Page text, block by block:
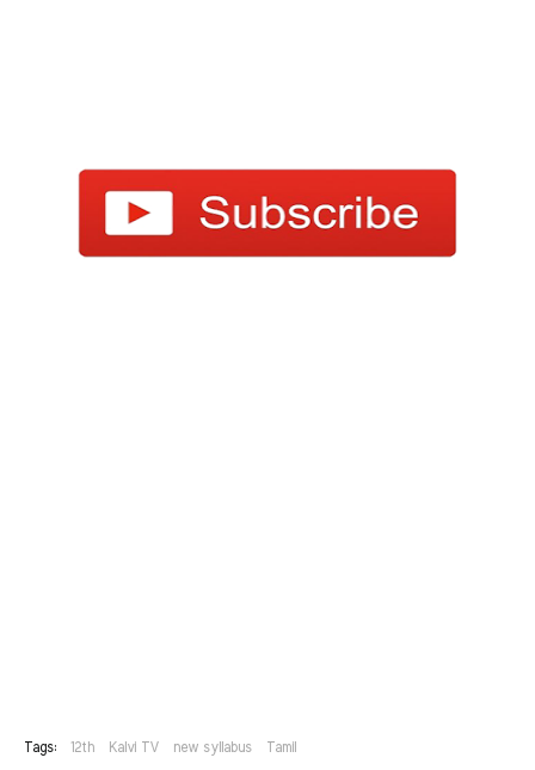
Tags: 12th Kalvi TV new syllabus Tamil